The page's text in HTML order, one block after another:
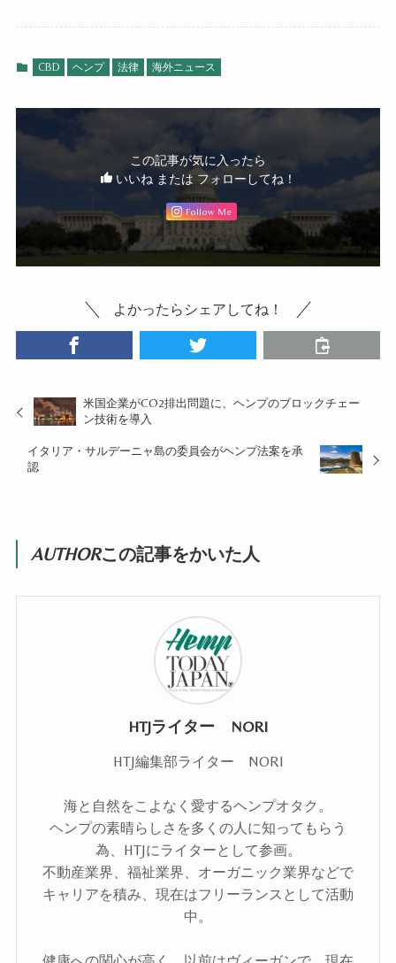
CBD ヘンプ 法律 海外ニュース
この記事が気に入ったら
いいね または フォローしてね！
Follow Me
よかったらシェアしてね！
米国企業がCO2排出問題に、ヘンプのブロックチェー
ン技術を導入
イタリア・サルデーニャ島の委員会がヘンプ法案を承
認
AUTHORこの記事をかいた人
HTJライター NORI
HTJ編集部ライター NORI
海と自然をこよなく愛するヘンプオタク。
ヘンプの素晴らしさを多くの人に知ってもらう
為、HTJにライターとして参画。
不動産業界、福祉業界、オーガニック業界などで
キャリアを積み、現在はフリーランスとして活動
中。